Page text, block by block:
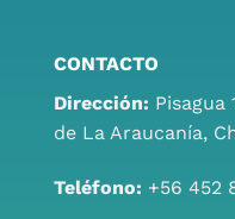
CONTACTO
Dirección: Pisagua
de La Araucanía,
Teléfono: +56 452